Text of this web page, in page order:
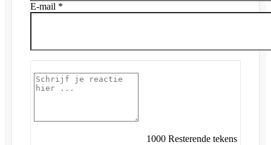
E-mail *
1000 Resterende tekens